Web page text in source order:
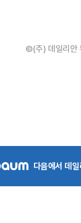
©(주) 데일리안
다음에서 데